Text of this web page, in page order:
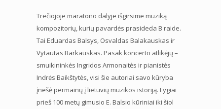
Trečiojoje maratono dalyje išgirsime muziką
kompozitorių, kurių pavardės prasideda B raide.
Tai Eduardas Balsys, Osvaldas Balakauskas ir
Vytautas Barkauskas. Pasak koncerto atlikėjų –
smuikininkės Ingridos Armonaitės ir pianistės
Indrės Baikštytės, visi šie autoriai savo kūryba
įnešė permainų į lietuvių muzikos istoriją. Lygiai
prieš 100 metų gimusio E. Balsio kūriniai iki šiol